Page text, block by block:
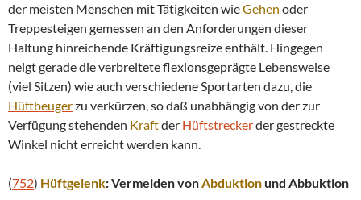
der meisten Menschen mit Tätigkeiten wieGehen oder
Treppesteigen gemessen an den Anforderungen dieser
Haltung hinreichende Kräftigungsreize enthält. Hingegen
neigt gerade die verbreitete flexionsgeprägte Lebensweise
(viel Sitzen) wie auch verschiedene Sportarten dazu, die
Hüftbeugerzu verkürzen, so daß unabhängig von der zur
Verfügung stehenden Kraftder Hüftstreckerder gestreckte
Winkel nicht erreicht werden kann.
(752) Hüftgelenk: Vermeiden vonAbduktionund Abbuktion